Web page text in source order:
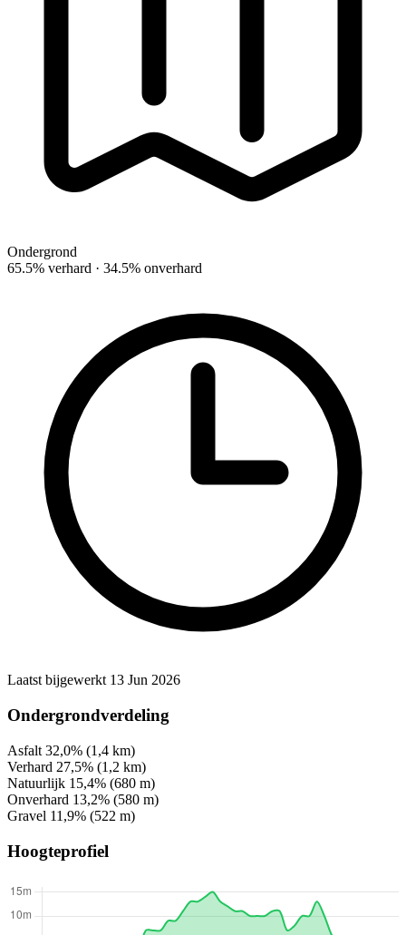
Ondergrond
65.5% verhard · 34.5% onverhard
Laatst bijgewerkt 13 Jun 2026
Ondergrondverdeling
Asfalt 32,0% (1,4 km)
Verhard 27,5% (1,2 km)
Natuurlijk 15,4% (680 m)
Onverhard 13,2% (580 m)
Gravel 11,9% (522 m)
Hoogteprofiel